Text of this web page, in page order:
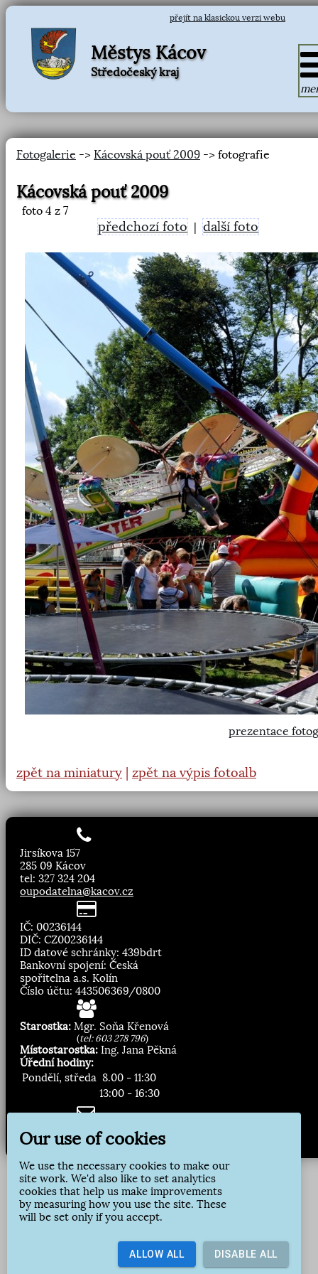
přejít na klasickou verzi webu
Městys Kácov
Středočeský kraj
Fotogalerie -> Kácovská pouť 2009 -> fotografie
Kácovská pouť 2009
foto 4 z 7
předchozí foto |další foto
prezentace
zpět na miniatury zpět na výpis fotoalb
Jirsíkova 157
285 09 Kácov
tel: 327 324 204
oupodatelna@kacov.cz
IČ: 00236144
DIČ: CZ00236144
ID datové schránky: 439bdrt
Bankovní spojení: Česká
spořitelna a.s. Kolín
Číslo účtu: 443506369/0800
Starostka: Mgr. Soňa Křenová
(tel: 603 278 796)
Místostarostka: Ing. Jana Pěkná
Úřední hodiny:
Pondělí, středa 8.00 - 11:30
13:00 - 16:30
Zasílání novinek:
Přihlásit odběr
Our use of cookies
We use the necessary cookies to make our
site work. We'd also like to set analytics
cookies that help us make improvements
by measuring how you use the site. These
will be set only if you accept.
ALLOW ALL DISABLE ALL